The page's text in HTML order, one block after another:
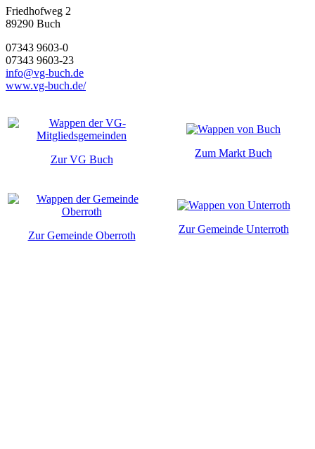
Friedhofweg 2
89290 Buch
07343 9603-0
07343 9603-23
info@vg-buch.de
www.vg-buch.de/
Zur VG Buch
Zum Markt Buch
Zur Gemeinde Oberroth
Zur Gemeinde Unterroth